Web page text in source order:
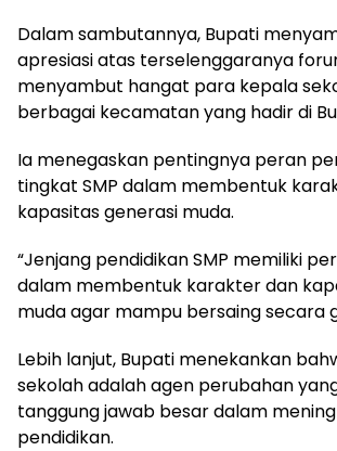
Dalam sambutannya, Bupati
apresiasi atas terselenggaranya
menyambut hangat para kepala
berbagai kecamatan yang hadir di
Ia menegaskan pentingnya peran
tingkat SMP dalam membentuk
kapasitas generasi muda.
“Jenjang pendidikan SMP memiliki
dalam membentuk karakter dan
muda agar mampu bersaing secara
Lebih lanjut, Bupati menekankan
sekolah adalah agen perubahan
tanggung jawab besar dalam
pendidikan.